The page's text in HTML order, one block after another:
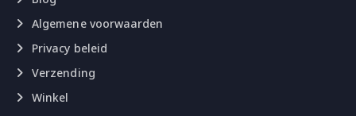
Algemene voorwaarden
Privacy beleid
Verzending
Winkel